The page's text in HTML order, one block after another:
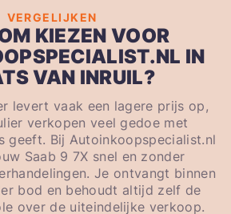
VERGELIJKEN
KIEZEN VOOR
IN
VAN INRUIL?
levert vaak een lagere prijs op,
verkopen veel gedoe met
geeft. Bij Autoinkoopspecialist.nl
Saab 9 7X snel en zonder
Je ontvangt binnen
bod en behoudt altijd zelf de
over de uiteindelijke verkoop.